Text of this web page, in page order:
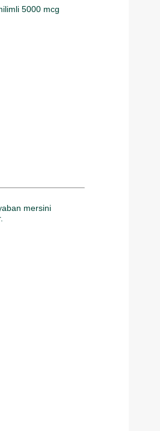
5000 mcg
mersini